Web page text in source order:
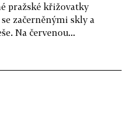
pražské křižovatky
začerněnými skly a
Na červenou...